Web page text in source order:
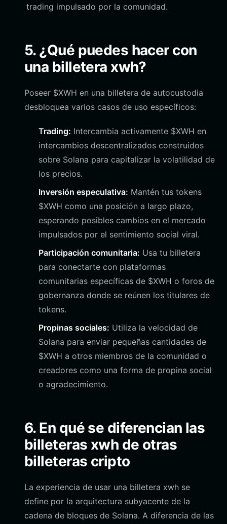
trading impulsado por la comunidad.
5. ¿Qué puedes hacer con
una billetera xwh?
Poseer $XWH en una billetera de autocustodia
desbloquea varios casos de uso específicos:
Trading: Intercambia activamente $XWH en
intercambios descentralizados construidos
sobre Solana para capitalizar la volatilidad de
los precios.
Inversión especulativa: Mantén tus tokens
$XWH como una posición a largo plazo,
esperando posibles cambios en el mercado
impulsados por el sentimiento social viral.
Participación comunitaria: Usa tu billetera
para conectarte con plataformas
comunitarias específicas de $XWH o foros de
gobernanza donde se reúnen los titulares de
tokens.
Propinas sociales: Utiliza la velocidad de
Solana para enviar pequeñas cantidades de
$XWH a otros miembros de la comunidad o
creadores como una forma de propina social
o agradecimiento.
6. En qué se diferencian las
billeteras xwh de otras
billeteras cripto
La experiencia de usar una billetera xwh se
define por la arquitectura subyacente de la
cadena de bloques de Solana. A diferencia de las